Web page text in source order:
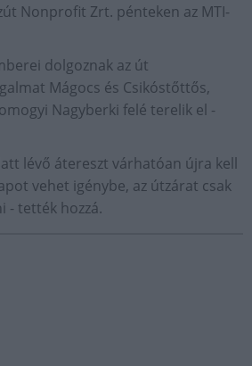
Nonprofit Zrt. pénteken az MTI-
dolgoznak az út
Mágocs és Csikóstőttős,
Nagyberki felé terelik el -
lévő átereszt várhatóan újra kell
vehet igénybe, az útzárat csak
- tették hozzá.